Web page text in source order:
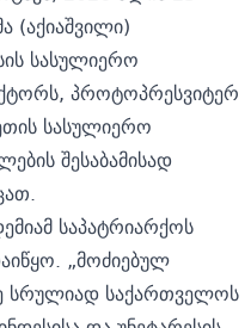
(აქიაშვილი)
სასულიერო
პროტოპრესვიტერ
სასულიერო
შესაბამისად
საპატრიარქოს
„მოძიებულ
სრულიად საქართველოს